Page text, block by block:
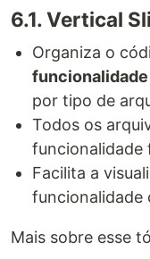
6.1. Vertical
Organiza o
funcionalidade
por tipo de
Todos os
funcionalidade
Facilita a
funcionalidade
Mais sobre esse